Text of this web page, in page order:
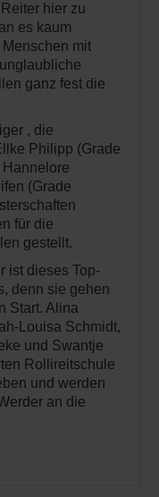
hier zu
es kaum
mit
ganz fest die
, die
Philipp (Grade
Hannelore
(Grade
für die
gestellt.
ist dieses Top-
denn sie gehen
Start. Alina
Louisa Schmidt,
und Swantje
Rollireitschule
und werden
an die